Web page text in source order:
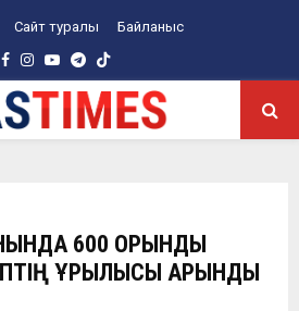
Сайт туралы Байланыс
Facebook
Instagram
YoutubeTelegram
600 ОРЫНДЫҚ
ҚҰРЫЛЫСЫ ҚАРҚЫНДЫ